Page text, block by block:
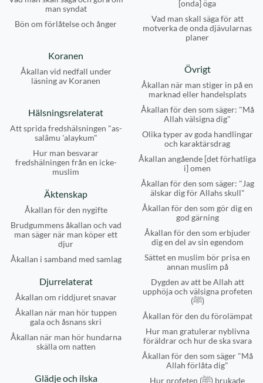
[onda] öga
Vad man skall säga för att
motverka de onda djävularnas
planer
man syndat
Bön om förlåtelse och ånger
Koranen
Åkallan vid nedfall under
läsning av Koranen
Övrigt
Åkallan när man stiger in på en
marknad eller handelsplats
Åkallan för den som säger: "Må
Allah välsigna dig"
Olika typer av goda handlingar
och karaktärsdrag
Åkallan angående [det förhatliga
i] omen
Åkallan för den som säger: "Jag
älskar dig för Allahs skull"
Åkallan för den som gör dig en
god gärning
Åkallan för den som erbjuder
dig en del av sin egendom
Sättet en muslim bör prisa en
annan muslim på
Dygden av att be Allah att
upphöja och välsigna profeten
(ﷺ)
Åkallan för den du förolämpat
Hur man gratulerar nyblivna
föräldrar och hur de ska svara
Åkallan för den som säger "Må
Allah förlåta dig"
Hur profeten (ﷺ) brukade
Hälsningsrelaterat
Att sprida fredshälsningen "as-
salâmu 'alaykum"
Hur man besvarar
fredshälningen från en icke-
muslim
Äktenskap
Åkallan för den nygifte
Brudgummens åkallan och vad
man säger när man köper ett
djur
Åkallan i samband med samlag
Djurrelaterat
Åkallan om riddjuret snavar
Åkallan när man hör tuppen
gala och åsnans skri
Åkallan när man hör hundarna
skälla om natten
Glädje och ilska